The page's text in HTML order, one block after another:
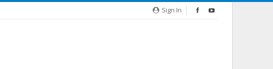
Sign In